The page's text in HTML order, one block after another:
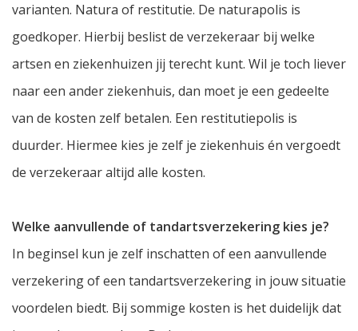
varianten. Natura of restitutie. De naturapolis is
goedkoper. Hierbij beslist de verzekeraar bij welke
artsen en ziekenhuizen jij terecht kunt. Wil je toch liever
naar een ander ziekenhuis, dan moet je een gedeelte
van de kosten zelf betalen. Een restitutiepolis is
duurder. Hiermee kies je zelf je ziekenhuis én vergoedt
de verzekeraar altijd alle kosten.
Welke aanvullende of tandartsverzekering kies je?
In beginsel kun je zelf inschatten of een aanvullende
verzekering of een tandartsverzekering in jouw situatie
voordelen biedt. Bij sommige kosten is het duidelijk dat